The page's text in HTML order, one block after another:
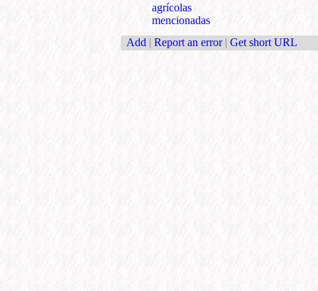
agrícolas
mencionadas
Add | Report an error | Get short URL